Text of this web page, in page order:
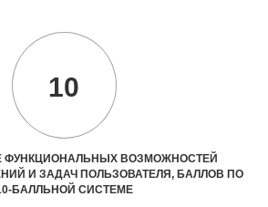
10
ФУНКЦИОНАЛЬНЫХ ВОЗМОЖНОСТЕЙ
И ЗАДАЧ ПОЛЬЗОВАТЕЛЯ, БАЛЛОВ ПО
БАЛЛЬНОЙ СИСТЕМЕ